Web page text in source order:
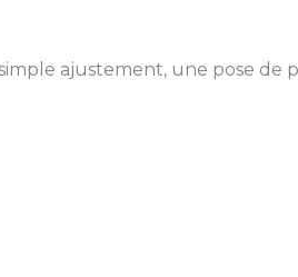
ajustement, une pose de